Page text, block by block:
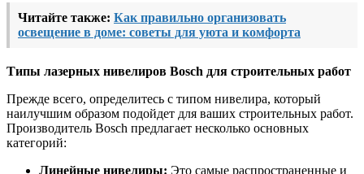
Читайте также: Как правильно организовать
освещение в доме: советы для уюта и комфорта
Типы лазерных нивелиров Bosch для строительных работ
Прежде всего, определитесь с типом нивелира, который
наилучшим образом подойдет для ваших строительных работ.
Производитель Bosch предлагает несколько основных
категорий:
Линейные нивелиры: Это самые распространенные и